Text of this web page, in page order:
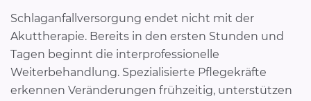
Schlaganfallversorgung endet nicht mit der
Akuttherapie. Bereits in den ersten Stunden und
Tagen beginnt die interprofessionelle
Weiterbehandlung. Spezialisierte Pflegekräfte
erkennen Veränderungen frühzeitig, unterstützen